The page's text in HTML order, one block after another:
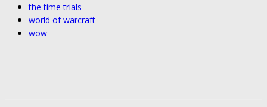
the time trials
world of warcraft
wow